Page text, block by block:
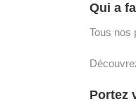
Qui a
Tous nos
Portez